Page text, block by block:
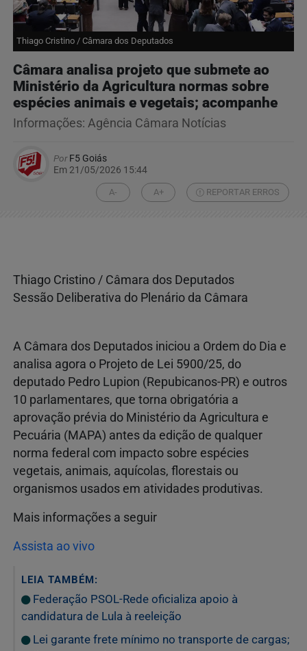
Thiago Cristino / Câmara dos Deputados
Câmara analisa projeto que submete ao
Ministério da Agricultura normas sobre
espécies animais e vegetais; acompanhe
Informações: Agência Câmara Notícias
PorF5 Goiás
Em 21/05/2026 15:44
A- A+ REPORTAR ERROS
Thiago Cristino / Câmara dos Deputados
Sessão Deliberativa do Plenário da Câmara
A Câmara dos Deputados iniciou a Ordem do Dia e
analisa agora o Projeto de Lei 5900/25, do
deputado Pedro Lupion (Repubicanos-PR) e outros
10 parlamentares, que torna obrigatória a
aprovação prévia do Ministério da Agricultura e
Pecuária (MAPA) antes da edição de qualquer
norma federal com impacto sobre espécies
vegetais, animais, aquícolas, florestais ou
organismos usados em atividades produtivas.
Mais informações a seguir
Assista ao vivo
LEIA TAMBÉM:
Federação PSOL-Rede oficializa apoio à
candidatura de Lula à reeleição
Lei garante frete mínimo no transporte de cargas;